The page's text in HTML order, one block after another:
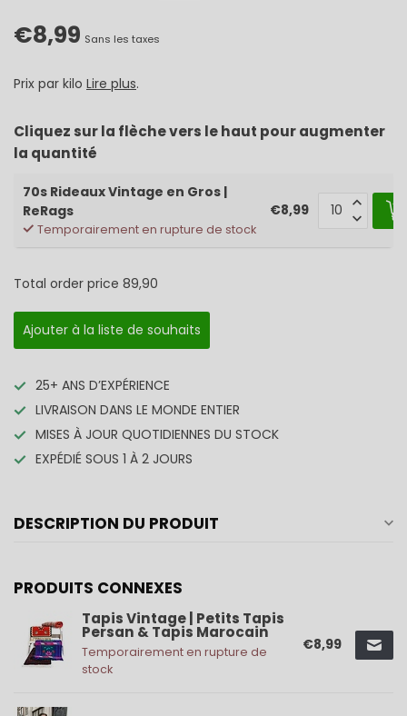
€8,99 Sans les taxes
Prix par kilo Lire plus.
Cliquez sur la flèche vers le haut pour augmenter
la quantité
70s Rideaux Vintage en Gros |
ReRags
Temporairement en rupture de stock
€8,99
Total order price 89,90
Ajouter à la liste de souhaits
25+ ANS D’EXPÉRIENCE
LIVRAISON DANS LE MONDE ENTIER
MISES À JOUR QUOTIDIENNES DU STOCK
EXPÉDIÉ SOUS 1 À 2 JOURS
DESCRIPTION DU PRODUIT
PRODUITS CONNEXES
Tapis Vintage | Petits Tapis
Persan & Tapis Marocain
Temporairement en rupture de
stock
€8,99